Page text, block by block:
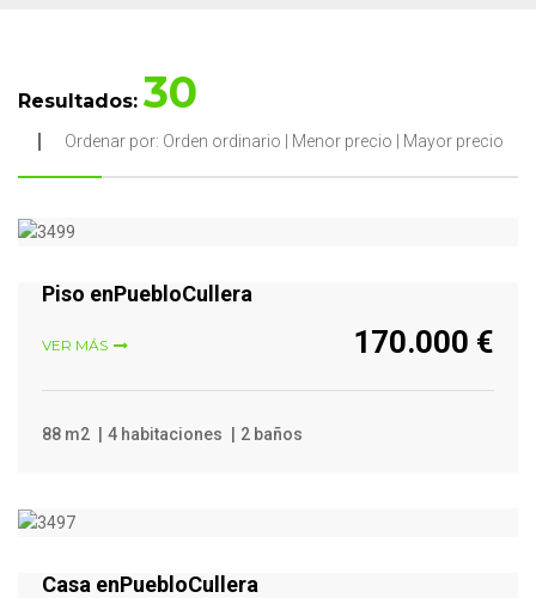
Resultados: 30
Ordenar por: Orden ordinario Menor precio Mayor precio
Piso enPuebloCullera
VER MÁS 170.000 €
88 m2 4 habitaciones 2 baños
Casa enPuebloCullera